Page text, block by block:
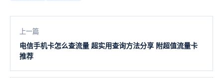
上一篇
电信手机卡怎么查流量 超实用查询方法分享 附超值流量卡
推荐